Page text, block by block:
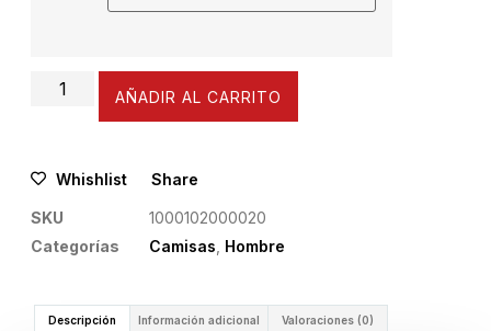
AÑADIR AL CARRITO
Whishlist Share
SKU
1000102000020
Categorías
Camisas Hombre
Descripción Información adicional Valoraciones (0)